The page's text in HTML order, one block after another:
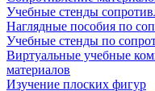
Учебные стенды
Наглядные пособия по
Учебные стенды по
Виртуальные учебные
материалов
Изучение плоских фигур